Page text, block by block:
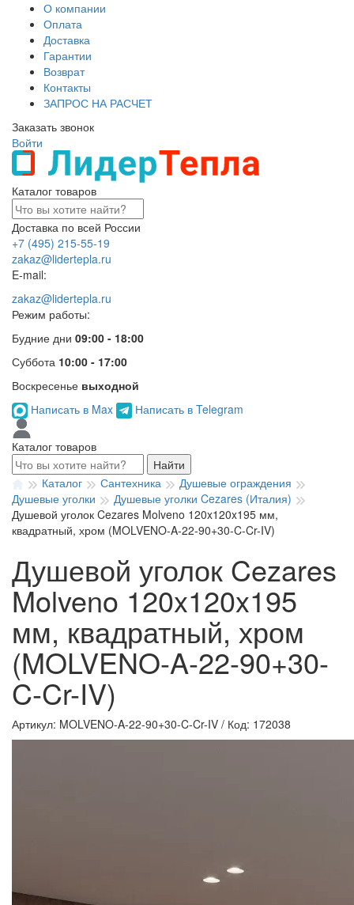
О компании
Оплата
Доставка
Гарантии
Возврат
Контакты
ЗАПРОС НА РАСЧЕТ
Заказать звонок
Войти
Каталог товаров
Доставка по всей России
+7 (495) 215-55-19
zakaz@lidertepla.ru
E-mail:
zakaz@lidertepla.ru
Режим работы:
Будние дни 09:00 - 18:00
Суббота 10:00 - 17:00
Воскресенье выходной
Написать в Max
Написать в Telegram
Каталог товаров
Найти
Каталог
Сантехника
Душевые ограждения
Душевые уголки
Душевые уголки Cezares (Италия)
Душевой уголок Cezares Molveno 120x120x195 мм,
квадратный, хром (MOLVENO-A-22-90+30-C-Cr-IV)
Душевой уголок Cezares
Molveno 120x120x195
мм, квадратный, хром
(MOLVENO-A-22-90+30-
C-Cr-IV)
Артикул: MOLVENO-A-22-90+30-C-Cr-IV / Код: 172038